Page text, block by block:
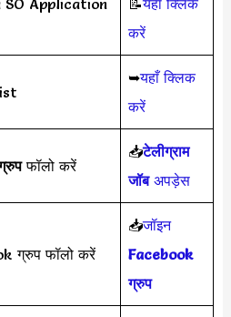
करें
➥यहाँ क्लिक
करें
फॉलो करें
📥टेलीग्राम
जॉबअपड़ेस
ग्रुप फॉलो करें
📥जॉइन
Facebook
ग्रुप